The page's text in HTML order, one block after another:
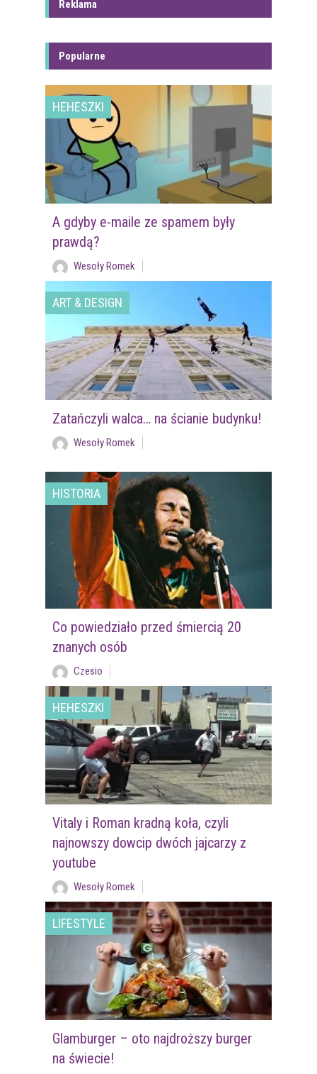
Reklama
Popularne
HEHESZKI
A gdyby e-maile ze spamem były
prawdą?
Wesoły Romek
ART & DESIGN
Zatańczyli walca… na ścianie budynku!
Wesoły Romek
HISTORIA
Co powiedziało przed śmiercią 20
znanych osób
Czesio
HEHESZKI
Vitaly i Roman kradną koła, czyli
najnowszy dowcip dwóch jajcarzy z
youtube
Wesoły Romek
LIFESTYLE
Glamburger – oto najdroższy burger
na świecie!